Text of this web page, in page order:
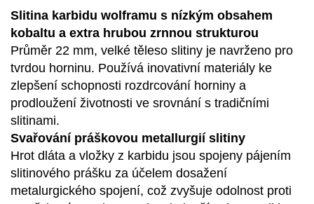
Slitina karbidu wolframu s nízkým obsahem
kobaltu a extra hrubou zrnnou strukturou
Průměr 22 mm, velké těleso slitiny je navrženo pro
tvrdou horninu. Používá inovativní materiály ke
zlepšení schopnosti rozdrcování horniny a
prodloužení životnosti ve srovnání s tradičními
slitinami.
Svařování práškovou metallurgií slitiny
Hrot dláta a vložky z karbidu jsou spojeny pájením
slitinového prášku za účelem dosažení
metalurgického spojení, což zvyšuje odolnost proti